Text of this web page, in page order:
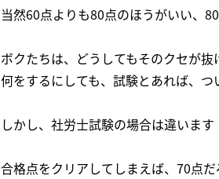
当然60点よりも80点のほうがいい、
ボクたちは、どうしてもそのクセが抜
何をするにしても、試験とあれば、つ
しかし、社労士試験の場合は違います
合格点をクリアしてしまえば、70点だ